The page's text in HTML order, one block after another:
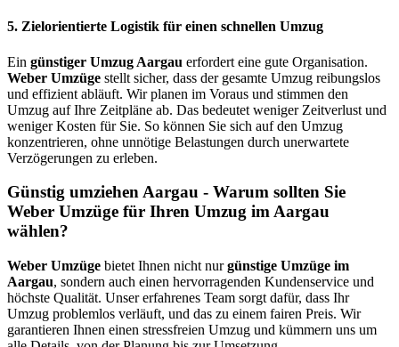
5. Zielorientierte Logistik für einen schnellen Umzug
Ein günstiger Umzug Aargau erfordert eine gute Organisation.
Weber Umzüge stellt sicher, dass der gesamte Umzug reibungslos
und effizient abläuft. Wir planen im Voraus und stimmen den
Umzug auf Ihre Zeitpläne ab. Das bedeutet weniger Zeitverlust und
weniger Kosten für Sie. So können Sie sich auf den Umzug
konzentrieren, ohne unnötige Belastungen durch unerwartete
Verzögerungen zu erleben.
Günstig umziehen Aargau - Warum sollten Sie
Weber Umzüge für Ihren Umzug im Aargau
wählen?
Weber Umzüge bietet Ihnen nicht nurgünstige Umzüge im
Aargau, sondern auch einen hervorragenden Kundenservice und
höchste Qualität. Unser erfahrenes Team sorgt dafür, dass Ihr
Umzug problemlos verläuft, und das zu einem fairen Preis. Wir
garantieren Ihnen einen stressfreien Umzug und kümmern uns um